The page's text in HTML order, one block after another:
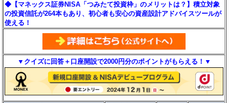
◆【マネックス証券NISA「つみたて投資枠」のメリットは？】積立対象
の投資信託が264本もあり、初心者も安心の資産設計アドバイスツールが
使える！
▼クイズに回答＋口座開設で2000円分のポイントがもらえる！▼